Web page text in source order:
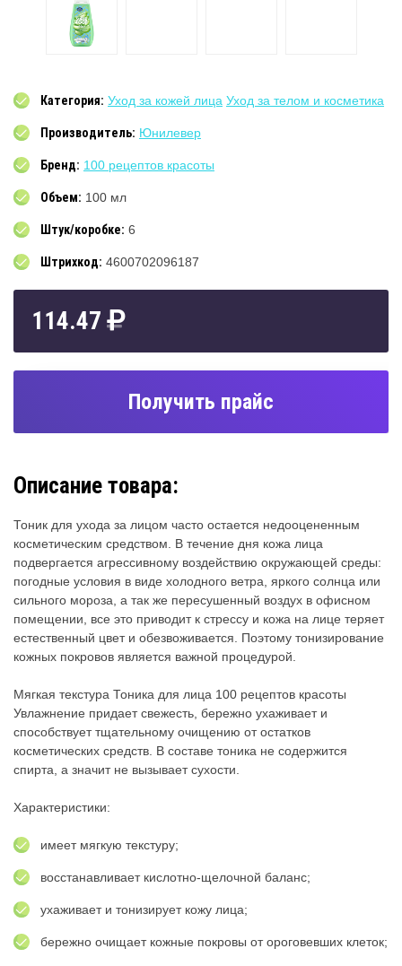
Категория: Уход за кожей лица Уход за телом и косметика
Производитель: Юнилевер
Бренд: 100 рецептов красоты
Объем: 100 мл
Штук/коробке: 6
Штрихкод: 4600702096187
114.47
Получить прайс
Описание товара:
Тоник для ухода за лицом часто остается недооцененным
косметическим средством. В течение дня кожа лица
подвергается агрессивному воздействию окружающей среды:
погодные условия в виде холодного ветра, яркого солнца или
сильного мороза, а так же пересушенный воздух в офисном
помещении, все это приводит к стрессу и кожа на лице теряет
естественный цвет и обезвоживается. Поэтому тонизирование
кожных покровов является важной процедурой.
Мягкая текстура Тоника для лица 100 рецептов красоты
Увлажнение придает свежесть, бережно ухаживает и
способствует тщательному очищению от остатков
косметических средств. В составе тоника не содержится
спирта, а значит не вызывает сухости.
Характеристики:
имеет мягкую текстуру;
восстанавливает кислотно-щелочной баланс;
ухаживает и тонизирует кожу лица;
бережно очищает кожные покровы от ороговевших клеток;